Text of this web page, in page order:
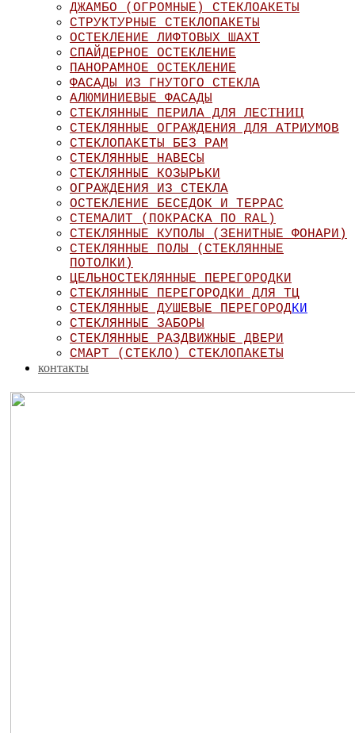
ДЖАМБО (ОГРОМНЫЕ) СТЕКЛОАКЕТЫ
СТРУКТУРНЫЕ СТЕКЛОПАКЕТЫ
ОСТЕКЛЕНИЕ ЛИФТОВЫХ ШАХТ
СПАЙДЕРНОЕ ОСТЕКЛЕНИЕ
ПАНОРАМНОЕ ОСТЕКЛЕНИЕ
ФАСАДЫ ИЗ ГНУТОГО СТЕКЛА
АЛЮМИНИЕВЫЕ ФАСАДЫ
СТЕКЛЯННЫЕ ПЕРИЛА ДЛЯ ЛЕСТНИЦ
СТЕКЛЯННЫЕ ОГРАЖДЕНИЯ ДЛЯ АТРИУМОВ
СТЕКЛОПАКЕТЫ БЕЗ РАМ
СТЕКЛЯННЫЕ НАВЕСЫ
СТЕКЛЯННЫЕ КОЗЫРЬКИ
ОГРАЖДЕНИЯ ИЗ СТЕКЛА
ОСТЕКЛЕНИЕ БЕСЕДОК И ТЕРРАС
СТЕМАЛИТ (ПОКРАСКА ПО RAL)
СТЕКЛЯННЫЕ КУПОЛЫ (ЗЕНИТНЫЕ ФОНАРИ)
СТЕКЛЯННЫЕ ПОЛЫ (СТЕКЛЯННЫЕ
ПОТОЛКИ)
ЦЕЛЬНОСТЕКЛЯННЫЕ ПЕРЕГОРОДКИ
СТЕКЛЯННЫЕ ПЕРЕГОРОДКИ ДЛЯ ТЦ
СТЕКЛЯННЫЕ ДУШЕВЫЕ ПЕРЕГОРОДКИ
СТЕКЛЯННЫЕ ЗАБОРЫ
СТЕКЛЯННЫЕ РАЗДВИЖНЫЕ ДВЕРИ
СМАРТ (СТЕКЛО) СТЕКЛОПАКЕТЫ
контакты